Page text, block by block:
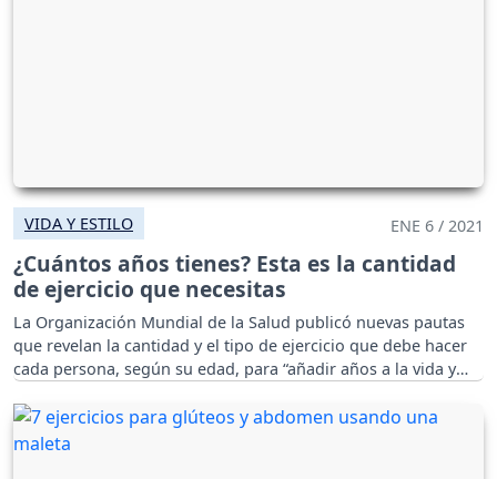
VIDA Y ESTILO ENE 6 / 2021
¿Cuántos años tienes? Esta es la cantidad
de ejercicio que necesitas
La Organización Mundial de la Salud publicó nuevas pautas
que revelan la cantidad y el tipo de ejercicio que debe hacer
cada persona, según su edad, para “añadir años a la vida y